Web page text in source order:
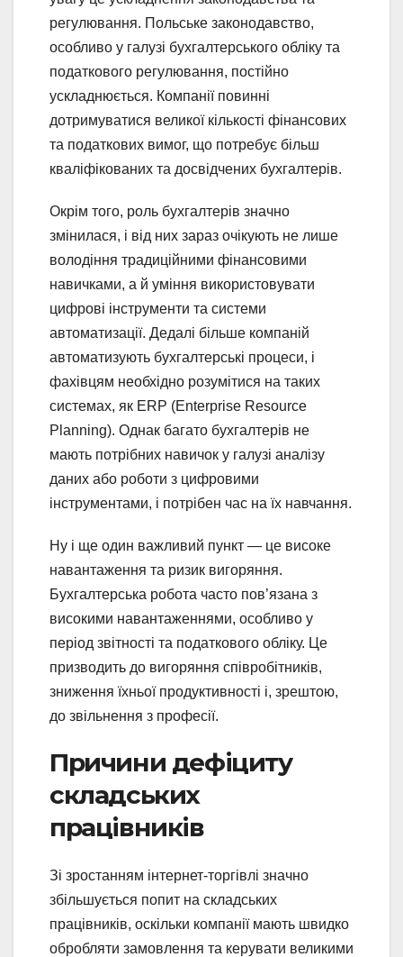
регулювання. Польське законодавство,
особливо у галузі бухгалтерського обліку та
податкового регулювання, постійно
ускладнюється. Компанії повинні
дотримуватися великої кількості фінансових
та податкових вимог, що потребує більш
кваліфікованих та досвідчених бухгалтерів.
Окрім того, роль бухгалтерів значно
змінилася, і від них зараз очікують не лише
володіння традиційними фінансовими
навичками, а й уміння використовувати
цифрові інструменти та системи
автоматизації. Дедалі більше компаній
автоматизують бухгалтерські процеси, і
фахівцям необхідно розумітися на таких
системах, як ERP (Enterprise Resource
Planning). Однак багато бухгалтерів не
мають потрібних навичок у галузі аналізу
даних або роботи з цифровими
інструментами, і потрібен час на їх навчання.
Ну і ще один важливий пункт — це високе
навантаження та ризик вигоряння.
Бухгалтерська робота часто пов’язана з
високими навантаженнями, особливо у
період звітності та податкового обліку. Це
призводить до вигоряння співробітників,
зниження їхньої продуктивності і, зрештою,
до звільнення з професії.
Причини дефіциту
складських
працівників
Зі зростанням інтернет-торгівлі значно
збільшується попит на складських
працівників, оскільки компанії мають швидко
обробляти замовлення та керувати великими